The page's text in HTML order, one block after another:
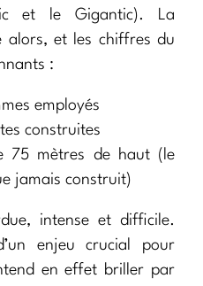
et le Gigantic). La
alors, et les chiffres du
:
employés
construites
75 mètres de haut (le
jamais construit)
intense et difficile.
enjeu crucial pour
en effet briller par